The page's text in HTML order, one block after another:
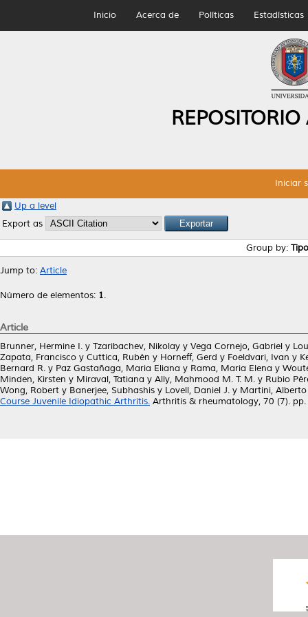
Inicio Acerca de Políticas Estadísticas
Iniciar
Up a level
Export as
Group by:
Jump to: Article
Número de elementos: 1.
Article
Brunner, Hermine I. y Tzaribachev, Nikolay y Vega Cornejo, Gabriel y
Zapata, Francisco y Cuttica, Rubén y Horneff, Gerd y Foeldvari, Ivan y
Bernard R. y Paz Gastañaga, Maria Eliana y Rama, Maria Elena y
Minden, Kirsten y Miraval, Tatiana y Ally, Mahmood M. T. M. y Rubio
Wong, Robert y Banerjee, Subhashis y Lovell, Daniel J. y Martini, Alberto
Course Juvenile Idiopathic Arthritis. Arthritis & rheumatology, 70 (7).